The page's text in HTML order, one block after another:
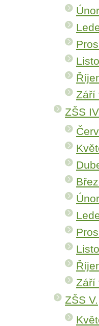
Září
ZŠS
Září
ZŠS V.